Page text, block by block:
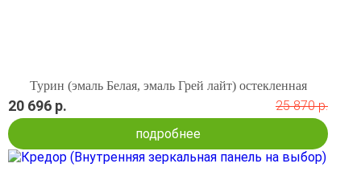
Турин (эмаль Белая, эмаль Грей лайт) остекленная
20 696 р.
25 870 р.
подробнее